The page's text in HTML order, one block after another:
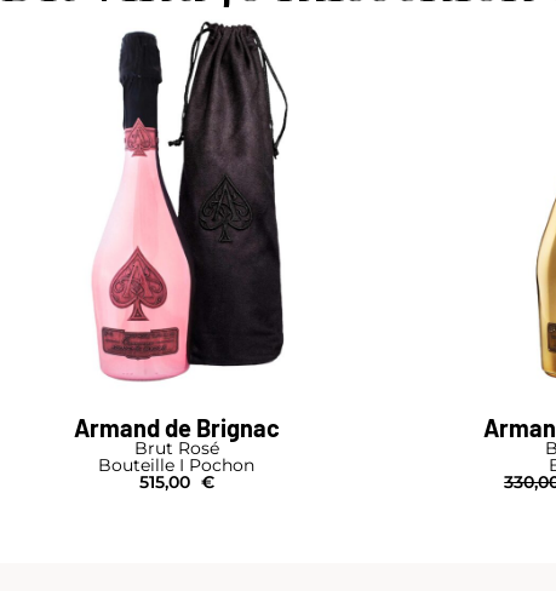
Armand de Brignac
Brut Rosé
Bouteille I Pochon
515,00 €